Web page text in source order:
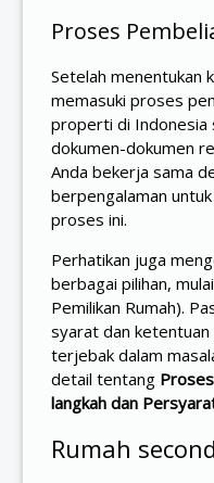
Proses
Setelah menentukan
memasuki proses
properti di Indonesia
dokumen-dokumen
Anda bekerja sama
berpengalaman
proses ini.
Perhatikan juga
berbagai pilihan,
Pemilikan Rumah).
syarat dan
terjebak dalam
detail tentang
langkah dan
Rumah